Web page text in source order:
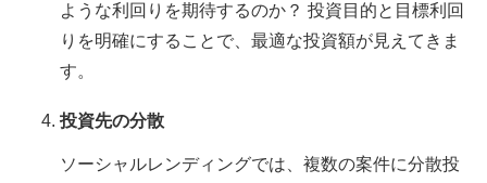
ような利回りを期待するのか？ 投資目的と目標利回
りを明確にすることで、最適な投資額が見えてきま
す。
投資先の分散
ソーシャルレンディングでは、複数の案件に分散投